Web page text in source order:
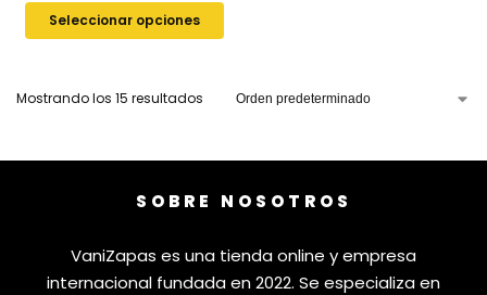
Seleccionar opciones
Mostrando los 15 resultados
SOBRE NOSOTROS
VaniZapas es una tienda online y empresa
internacional fundada en 2022. Se especializa en